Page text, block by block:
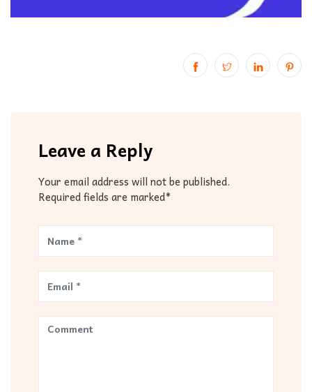
Leave a Reply
Your email address will not be published.
Required fields are marked*